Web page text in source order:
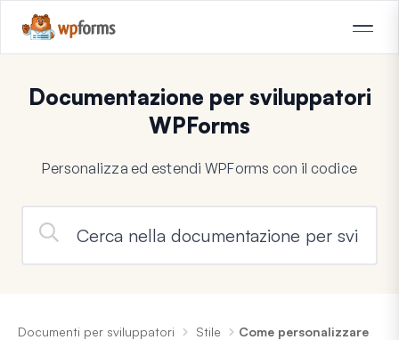
Documentazione per sviluppatori
WPForms
Personalizza ed estendi WPForms con il codice
Documenti per sviluppatori Stile
Come personalizzare